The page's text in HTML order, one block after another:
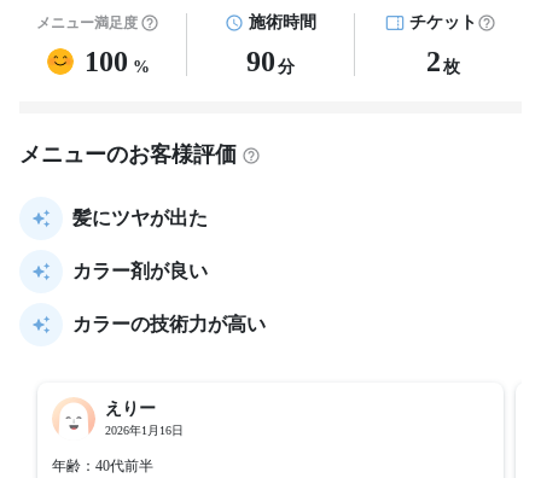
メニュー満足度
100 %
施術時間
90 分
チケット
2 枚
メニューのお客様評価
髪にツヤが出た
カラー剤が良い
カラーの技術力が高い
えりー
2026年1月16日
年齢：40代前半